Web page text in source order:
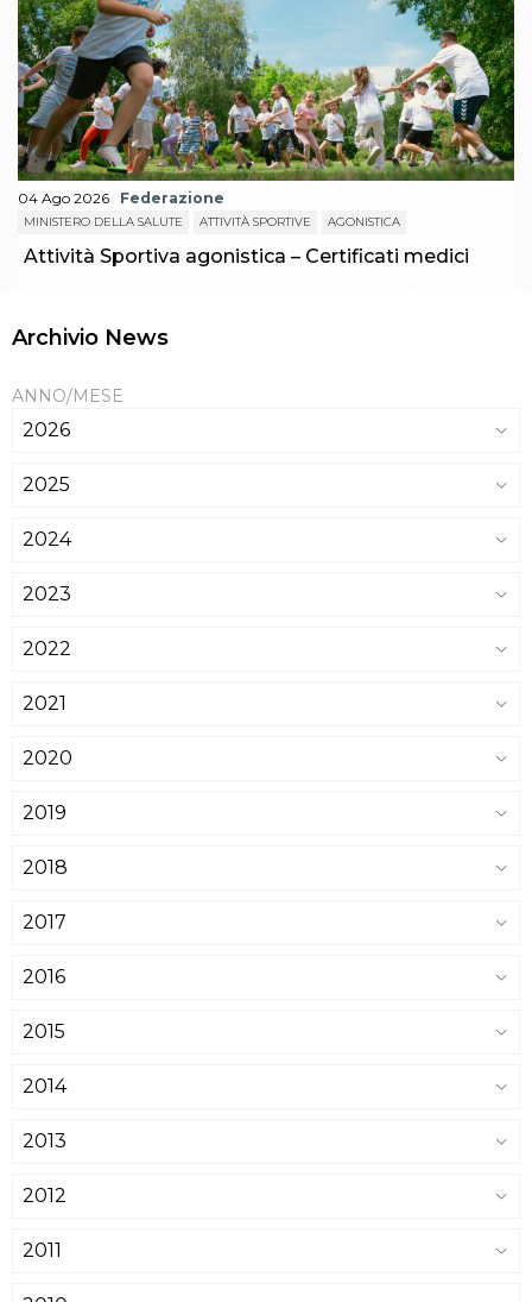
04 Ago 2026 Federazione
MINISTERO DELLA SALUTE ATTIVITÀ SPORTIVE AGONISTICA
Attività Sportiva agonistica – Certificati medici
Archivio News
ANNO/MESE
2026
2025
2024
2023
2022
2021
2020
2019
2018
2017
2016
2015
2014
2013
2012
2011